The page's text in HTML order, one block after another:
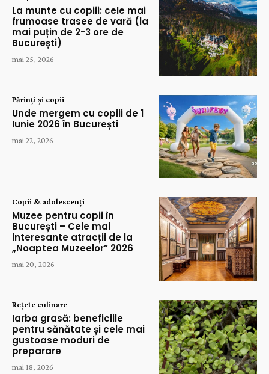
La munte cu copiii: cele mai
frumoase trasee de vară (la
mai puțin de 2-3 ore de
București)
mai 25, 2026
Părinți și copii
Unde mergem cu copiii de 1
Iunie 2026 în București
mai 22, 2026
Copii & adolescenți
Muzee pentru copii în
București – Cele mai
interesante atracții de la
„Noaptea Muzeelor” 2026
mai 20, 2026
Rețete culinare
Iarba grasă: beneficiile
pentru sănătate și cele mai
gustoase moduri de
preparare
mai 18, 2026